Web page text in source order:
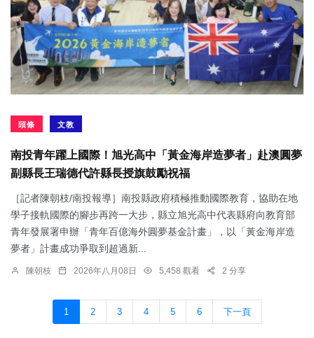
頭條 文教
南投青年躍上國際！旭光高中「黃金海岸造夢者」赴澳圓夢
副縣長王瑞德代許縣長授旗鼓勵祝福
［記者陳朝枝/南投報導］南投縣政府積極推動國際教育，協助在地
學子接軌國際的腳步再跨一大步，縣立旭光高中代表縣府向教育部
青年發展署申辦「青年百億海外圓夢基金計畫」，以「黃金海岸造
夢者」計畫成功爭取到超過新...
陳朝枝 2026年八月08日 5,458 觀看 2 分享
1 2 3 4 5 6 下一頁